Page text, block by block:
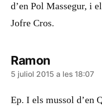
d’en Pol Massegur, i
Jofre Cros.
Ramon
diu:
5 juliol 2015 a les 18:07
Ep. I els mussol d’en